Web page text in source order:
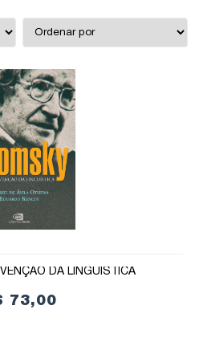
DA LINGUÍSTICA
73,00